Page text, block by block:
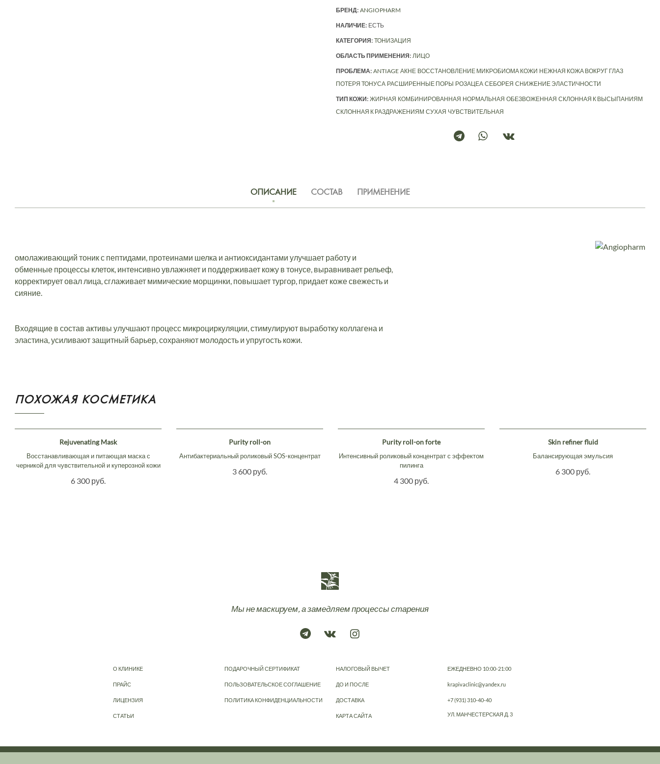
БРЕНД: ANGIOPHARM
НАЛИЧИЕ: ЕСТЬ
КАТЕГОРИЯ: ТОНИЗАЦИЯ
ОБЛАСТЬ ПРИМЕНЕНИЯ: ЛИЦО
ПРОБЛЕМА: ANTIAGE АКНЕ ВОССТАНОВЛЕНИЕ МИКРОБИОМА КОЖИ НЕЖНАЯ КОЖА ВОКРУГ ГЛАЗ
ПОТЕРЯ ТОНУСА РАСШИРЕННЫЕ ПОРЫ РОЗАЦЕА СЕБОРЕЯ СНИЖЕНИЕ ЭЛАСТИЧНОСТИ
ТИП КОЖИ: ЖИРНАЯ КОМБИНИРОВАННАЯ НОРМАЛЬНАЯ ОБЕЗВОЖЕННАЯ СКЛОННАЯ К ВЫСЫПАНИЯМ
СКЛОННАЯ К РАЗДРАЖЕНИЯМ СУХАЯ ЧУВСТВИТЕЛЬНАЯ
ОПИСАНИЕ СОСТАВ ПРИМЕНЕНИЕ
омолаживающий тоник с пептидами, протеинами шелка и антиоксидантами улучшает работу и
обменные процессы клеток, интенсивно увлажняет и поддерживает кожу в тонусе, выравнивает рельеф,
корректирует овал лица, сглаживает мимические морщинки, повышает тургор, придает коже свежесть и
сияние.
Входящие в состав активы улучшают процесс микроциркуляции, стимулируют выработку коллагена и
эластина, усиливают защитный барьер, сохраняют молодость и упругость кожи.
ПОХОЖАЯ КОСМЕТИКА
Rejuvenating Mask
Восстанавливающая и питающая маска с
черникой для чувствительной и куперозной кожи
6 300 руб.
Purity roll-on
Антибактериальный роликовый SOS-концентрат
3 600 руб.
Purity roll-on forte
Интенсивный роликовый концентрат с эффектом
пилинга
4 300 руб.
Skin refiner fluid
Балансирующая эмульсия
6 300 руб.
Мы не маскируем, а замедляем процессы старения
О КЛИНИКЕ
ПРАЙС
ЛИЦЕНЗИЯ
СТАТЬИ
ПОДАРОЧНЫЙ СЕРТИФИКАТ
ПОЛЬЗОВАТЕЛЬСКОЕ СОГЛАШЕНИЕ
ПОЛИТИКА КОНФИДЕНЦИАЛЬНОСТИ
НАЛОГОВЫЙ ВЫЧЕТ
ДО И ПОСЛЕ
ДОСТАВКА
КАРТА САЙТА
ЕЖЕДНЕВНО 10:00-21:00
krapivaclinic@yandex.ru
+7 (931) 310-40-40
УЛ. МАНЧЕСТЕРСКАЯ Д. 3